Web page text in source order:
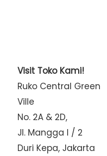
Visit Toko Kami!
Ruko Central Green
Ville
No. 2A & 2D,
Jl. Mangga I / 2
Duri Kepa, Jakarta